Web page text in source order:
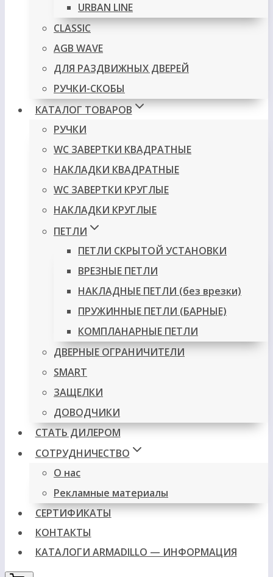
URBAN LINE
CLASSIC
AGB WAVE
ДЛЯ РАЗДВИЖНЫХ ДВЕРЕЙ
РУЧКИ-СКОБЫ
КАТАЛОГ ТОВАРОВ
РУЧКИ
WC ЗАВЕРТКИ КВАДРАТНЫЕ
НАКЛАДКИ КВАДРАТНЫЕ
WC ЗАВЕРТКИ КРУГЛЫЕ
НАКЛАДКИ КРУГЛЫЕ
ПЕТЛИ
ПЕТЛИ СКРЫТОЙ УСТАНОВКИ
ВРЕЗНЫЕ ПЕТЛИ
НАКЛАДНЫЕ ПЕТЛИ (без врезки)
ПРУЖИННЫЕ ПЕТЛИ (БАРНЫЕ)
КОМПЛАНАРНЫЕ ПЕТЛИ
ДВЕРНЫЕ ОГРАНИЧИТЕЛИ
SMART
ЗАЩЕЛКИ
ДОВОДЧИКИ
СТАТЬ ДИЛЕРОМ
СОТРУДНИЧЕСТВО
О нас
Рекламные материалы
СЕРТИФИКАТЫ
КОНТАКТЫ
КАТАЛОГИ ARMADILLO — ИНФОРМАЦИЯ